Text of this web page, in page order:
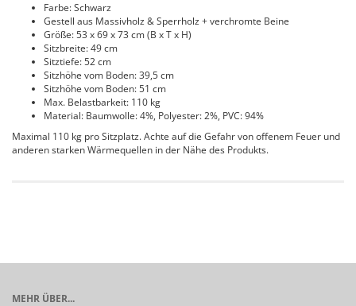
Farbe: Schwarz
Gestell aus Massivholz & Sperrholz + verchromte Beine
Größe: 53 x 69 x 73 cm (B x T x H)
Sitzbreite: 49 cm
Sitztiefe: 52 cm
Sitzhöhe vom Boden: 39,5 cm
Sitzhöhe vom Boden: 51 cm
Max. Belastbarkeit: 110 kg
Material: Baumwolle: 4%, Polyester: 2%, PVC: 94%
Maximal 110 kg pro Sitzplatz. Achte auf die Gefahr von offenem Feuer und
anderen starken Wärmequellen in der Nähe des Produkts.
MEHR ÜBER...